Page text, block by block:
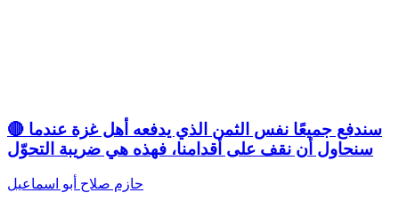
🔴 سندفع جميعًا نفس الثمن الذي يدفعه أهل غزة عندما
سنحاول أن نقف على أقدامنا، فهذه هي ضريبة التحوّل
حازم صلاح أبو اسماعيل